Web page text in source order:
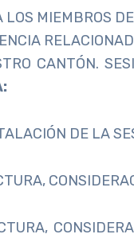
LOS MIEMBROS
CANTÓN.
DE LA